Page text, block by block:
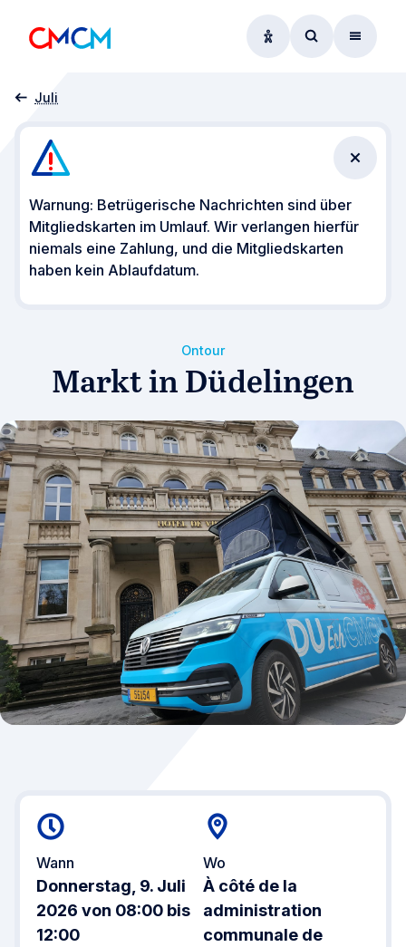
Optionen zur
Zum Menü
Startseite
Veranstaltungen
CMCM on Tour
Juli
Markt in Düdelingen
Warnung: Betrügerische Nachrichten sind über
Mitgliedskarten im Umlauf. Wir verlangen hierfür
niemals eine Zahlung, und die Mitgliedskarten
haben kein Ablaufdatum.
Ontour
Markt in Düdelingen
Wann
Donnerstag, 9. Juli
2026 von 08:00 bis
12:00
Wo
À côté de la
administration
communale de